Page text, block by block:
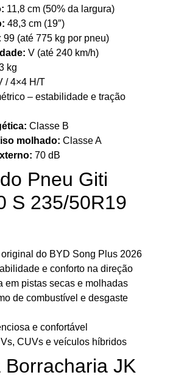
11,8 cm (50% da largura)
48,3 cm (19″)
99 (até 775 kg por pneu)
V (até 240 km/h)
kg
/ 4×4 H/T
– estabilidade e tração
Classe B
molhado: Classe A
70 dB
Pneu Giti
S 235/50R19
do BYD Song Plus 2026
e conforto na direção
em pistas secas e molhadas
de combustível e desgaste
e confortável
CUVs e veículos híbridos
JK